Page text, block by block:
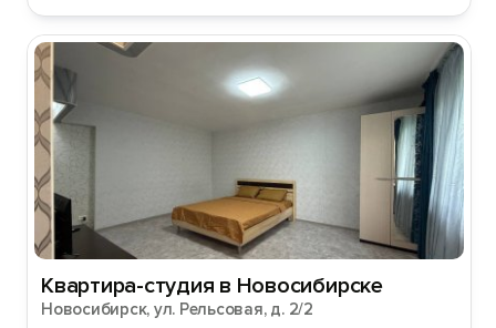
Квартира-студия в Новосибирске
Новосибирск, ул. Рельсовая, д. 2/2